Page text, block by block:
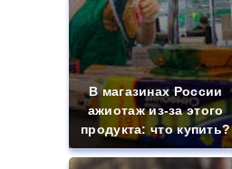
В магазинах России
ажиотаж из-за этого
продукта: что купить?